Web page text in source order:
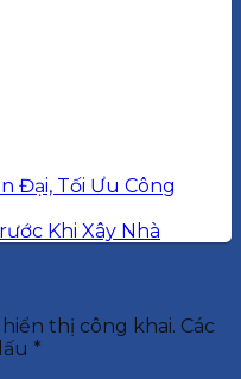
Đại, Tối Ưu Công
Khi Xây Nhà
thị công khai. Các
*